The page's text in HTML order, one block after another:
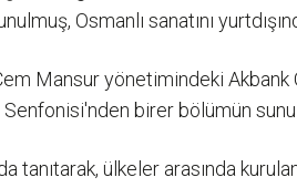
Osmanlı sanatını
Mansur yönetimindeki
birer bölümün
tanıtarak, ülkeler arasında